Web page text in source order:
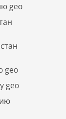
geo
geo
geo